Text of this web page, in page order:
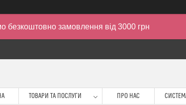
безкоштовно замовлення від 3000 грн
ТОВАРИ ТА ПОСЛУГИ ПРО НАС